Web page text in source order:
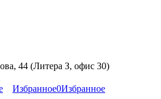
44 (Литера З, офис 30)
Избранное0Избранное